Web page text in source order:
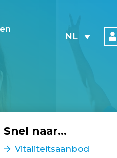
NL
Snel naar...
Vitaliteitsaanbod